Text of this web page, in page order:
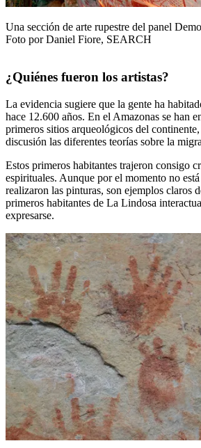
Una sección de arte rupestre del panel
Foto por Daniel Fiore, SEARCH
¿Quiénes fueron los artistas?
La evidencia sugiere que la gente ha
hace 12.600 años. En el Amazonas se han
primeros sitios arqueológicos del
discusión las diferentes teorías sobre la
Estos primeros habitantes trajeron consigo
espirituales. Aunque por el momento no
realizaron las pinturas, son ejemplos claros
primeros habitantes de La Lindosa
expresarse.